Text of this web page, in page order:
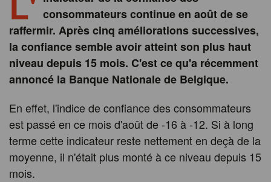
consommateurs continue en août de se
raffermir. Après cinq améliorations successives,
la confiance semble avoir atteint son plus haut
niveau depuis 15 mois. C'est ce qu'a récemment
annoncé la Banque Nationale de Belgique.
En effet, l'indice de confiance des consommateurs
est passé en ce mois d'août de -16 à -12. Si à long
terme cette indicateur reste nettement en deçà de la
moyenne, il n'était plus monté à ce niveau depuis 15
mois.